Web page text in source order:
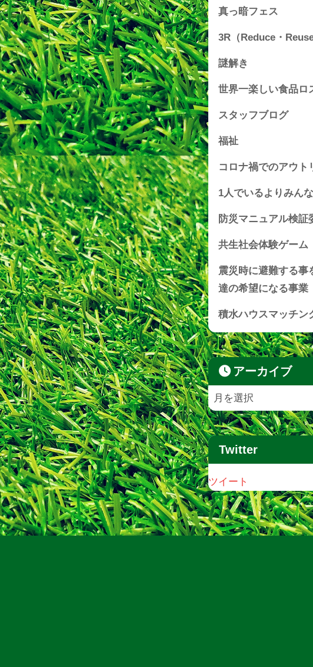
真っ暗フェス
3R（Reduce・
謎解き
世界一楽しい食品ロ
スタッフブログ
福祉
コロナ禍でのアウト
1人でいるよりみん
防災マニュアル検証
共生社会体験ゲーム
震災時に避難する事
達の希望になる事業
積水ハウスマッチン
アーカイブ
Twitter
ツイート